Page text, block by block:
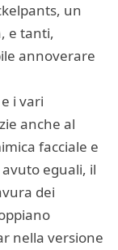
un
e tanti,
annoverare
i vari
anche al
facciale e
eguali, il
dei
nella versione